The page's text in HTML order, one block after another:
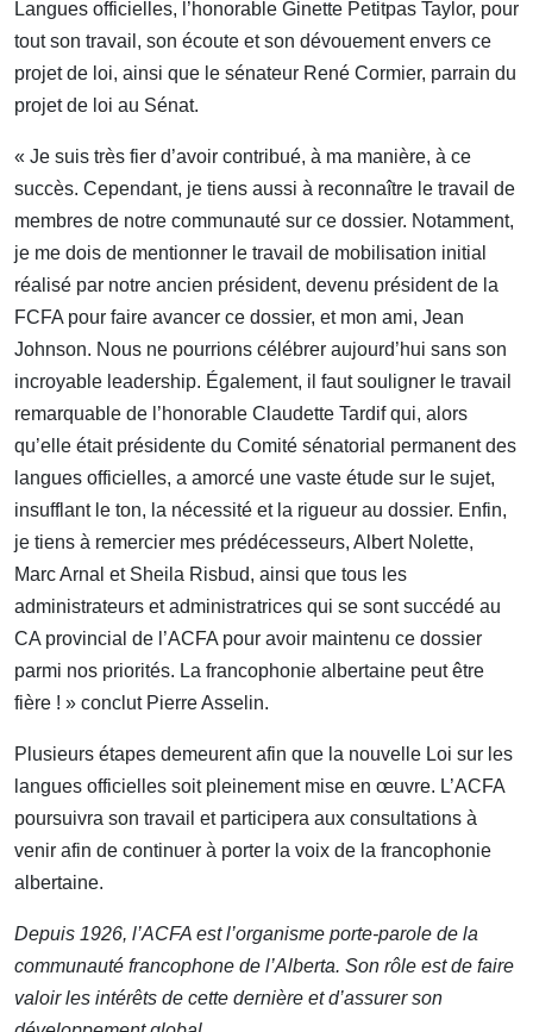
Langues officielles, l’honorable Ginette Petitpas Taylor, pour
tout son travail, son écoute et son dévouement envers ce
projet de loi, ainsi que le sénateur René Cormier, parrain du
projet de loi au Sénat.
« Je suis très fier d’avoir contribué, à ma manière, à ce
succès. Cependant, je tiens aussi à reconnaître le travail de
membres de notre communauté sur ce dossier. Notamment,
je me dois de mentionner le travail de mobilisation initial
réalisé par notre ancien président, devenu président de la
FCFA pour faire avancer ce dossier, et mon ami, Jean
Johnson. Nous ne pourrions célébrer aujourd’hui sans son
incroyable leadership. Également, il faut souligner le travail
remarquable de l’honorable Claudette Tardif qui, alors
qu’elle était présidente du Comité sénatorial permanent des
langues officielles, a amorcé une vaste étude sur le sujet,
insufflant le ton, la nécessité et la rigueur au dossier. Enfin,
je tiens à remercier mes prédécesseurs, Albert Nolette,
Marc Arnal et Sheila Risbud, ainsi que tous les
administrateurs et administratrices qui se sont succédé au
CA provincial de l’ACFA pour avoir maintenu ce dossier
parmi nos priorités. La francophonie albertaine peut être
fière ! » conclut Pierre Asselin.
Plusieurs étapes demeurent afin que la nouvelle Loi sur les
langues officielles soit pleinement mise en œuvre. L’ACFA
poursuivra son travail et participera aux consultations à
venir afin de continuer à porter la voix de la francophonie
albertaine.
Depuis 1926, l’ACFA est l’organisme porte-parole de la
communauté francophone de l’Alberta. Son rôle est de faire
valoir les intérêts de cette dernière et d’assurer son